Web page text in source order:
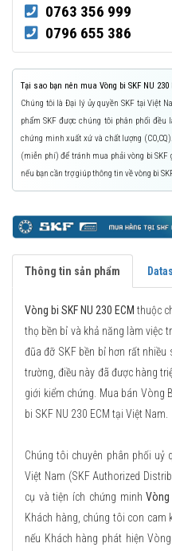
0763 356 999
0796 655 386
Tại sao bạn nên mua Vòng bi SKF NU
Chúng tôi là Đại lý ủy quyền SKF tại Việt
phẩm SKF được chúng tôi phân phối đều
chứng minh xuất xứ và chất lượng
(miễn phí) để tránh mua phải vòng bi
nếu bạn cần trợ giúp thông tin về vòng bi
Thông tin sản phẩm
Vòng bi SKF NU 230 ECM thuộc
thọ bền bỉ và khả năng làm việc
đũa đỡ SKF bền bỉ hơn rất
trường, điều này đã được hàng
giới kiểm chứng. Mua bán Vòng
bi SKF NU 230 ECM tại Việt Nam.
Chúng tôi chuyên phân phối uỷ
Việt Nam (SKF Authorized
cụ và tiện ích chứng minhVòng
Khách hàng, chúng tôi con cam
nếu Khách hàng phát hiện